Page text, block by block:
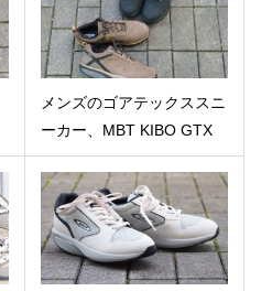
メンズのゴアテックススニ
ーカー、MBT KIBO GTX